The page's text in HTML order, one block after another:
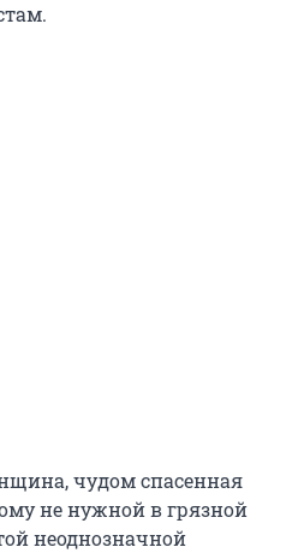
чудом спасенная
не нужной в грязной
неоднозначной